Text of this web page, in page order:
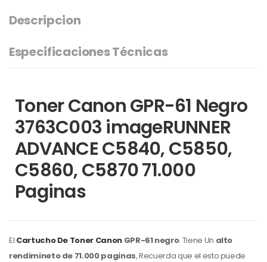
Descripcion
Especificaciones Técnicas
Toner Canon GPR-61 Negro
3763C003 imageRUNNER
ADVANCE C5840, C5850,
C5860, C5870 71.000
Paginas
El Cartucho De Toner CanonGPR-61 negro. Tiene Un alto
rendimineto de 71.000 paginas, Recuerda que el esto puede